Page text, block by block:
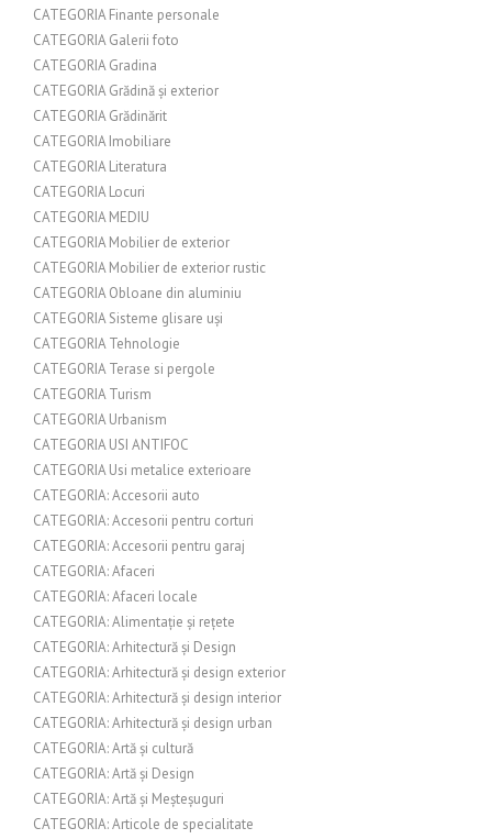
CATEGORIA Finante personale
CATEGORIA Galerii foto
CATEGORIA Gradina
CATEGORIA Grădină și exterior
CATEGORIA Grădinărit
CATEGORIA Imobiliare
CATEGORIA Literatura
CATEGORIA Locuri
CATEGORIA MEDIU
CATEGORIA Mobilier de exterior
CATEGORIA Mobilier de exterior rustic
CATEGORIA Obloane din aluminiu
CATEGORIA Sisteme glisare uși
CATEGORIA Tehnologie
CATEGORIA Terase si pergole
CATEGORIA Turism
CATEGORIA Urbanism
CATEGORIA USI ANTIFOC
CATEGORIA Usi metalice exterioare
CATEGORIA: Accesorii auto
CATEGORIA: Accesorii pentru corturi
CATEGORIA: Accesorii pentru garaj
CATEGORIA: Afaceri
CATEGORIA: Afaceri locale
CATEGORIA: Alimentație și rețete
CATEGORIA: Arhitectură și Design
CATEGORIA: Arhitectură și design exterior
CATEGORIA: Arhitectură și design interior
CATEGORIA: Arhitectură și design urban
CATEGORIA: Artă și cultură
CATEGORIA: Artă și Design
CATEGORIA: Artă și Meșteșuguri
CATEGORIA: Articole de specialitate